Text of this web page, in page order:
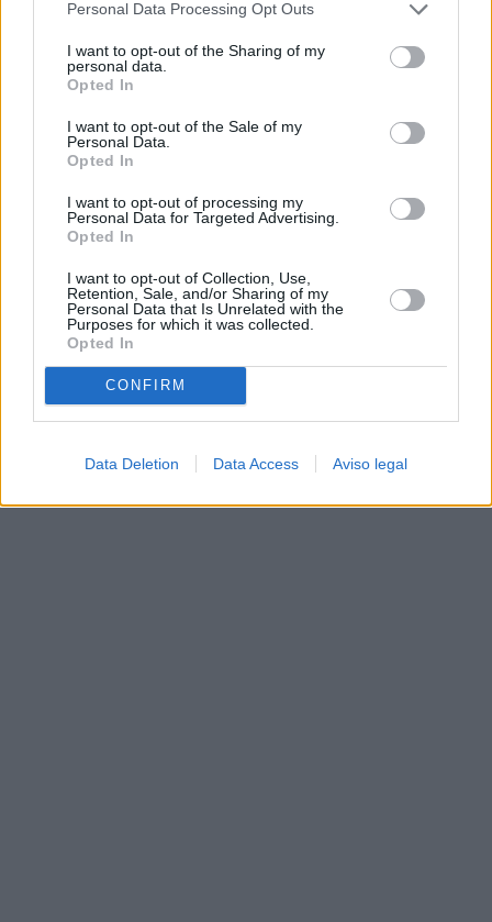
negar su consentimiento. Tenga en cuenta que algún
de su consentimiento, pero usted tiene el derecho de
rechazar tal procesamiento. Sus preferencias se aplicarán
cualquier momento entrando de nuevo en este sitio web o
visitando nuestra política de privacidad.
Personal Data Processing Opt Outs
I want to opt-out of the Sharing of my
personal data.
Opted In
I want to opt-out of the Sale of my
Personal Data.
Opted In
I want to opt-out of processing my
Personal Data for Targeted Advertising.
Opted In
I want to opt-out of Collection, Use,
Retention, Sale, and/or Sharing of my
Personal Data that Is Unrelated with the
Purposes for which it was collected.
Opted In
CONFIRM
Data Deletion Data Access Aviso legal